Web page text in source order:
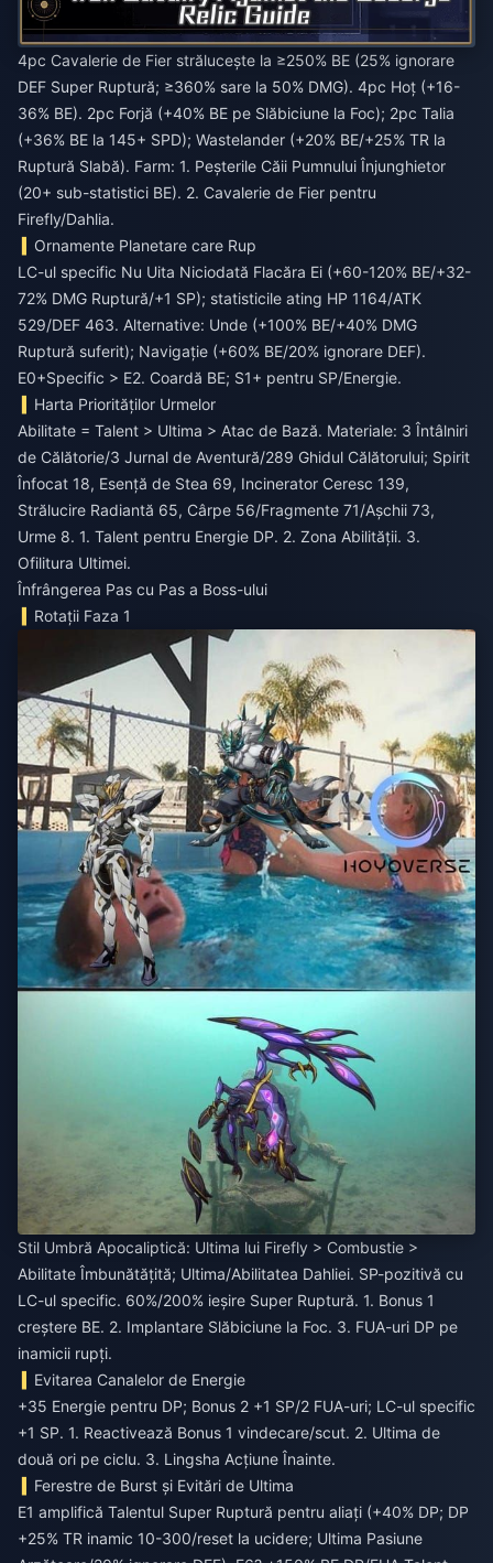
4pc Cavalerie de Fier strălucește la ≥250% BE (25% ignorare
DEF Super Ruptură; ≥360% sare la 50% DMG). 4pc Hoț (+16-
36% BE). 2pc Forjă (+40% BE pe Slăbiciune la Foc); 2pc Talia
(+36% BE la 145+ SPD); Wastelander (+20% BE/+25% TR la
Ruptură Slabă). Farm: 1. Peșterile Căii Pumnului Înjunghietor
(20+ sub-statistici BE). 2. Cavalerie de Fier pentru
Firefly/Dahlia.
Ornamente Planetare care Rup
LC-ul specific Nu Uita Niciodată Flacăra Ei (+60-120% BE/+32-
72% DMG Ruptură/+1 SP); statisticile ating HP 1164/ATK
529/DEF 463. Alternative: Unde (+100% BE/+40% DMG
Ruptură suferit); Navigație (+60% BE/20% ignorare DEF).
E0+Specific > E2. Coardă BE; S1+ pentru SP/Energie.
Harta Priorităților Urmelor
Abilitate = Talent > Ultima > Atac de Bază. Materiale: 3 Întâlniri
de Călătorie/3 Jurnal de Aventură/289 Ghidul Călătorului; Spirit
Înfocat 18, Esență de Stea 69, Incinerator Ceresc 139,
Strălucire Radiantă 65, Cârpe 56/Fragmente 71/Așchii 73,
Urme 8. 1. Talent pentru Energie DP. 2. Zona Abilității. 3.
Ofilitura Ultimei.
Înfrângerea Pas cu Pas a Boss-ului
Rotații Faza 1
Stil Umbră Apocaliptică: Ultima lui Firefly > Combustie >
Abilitate Îmbunătățită; Ultima/Abilitatea Dahliei. SP-pozitivă cu
LC-ul specific. 60%/200% ieșire Super Ruptură. 1. Bonus 1
creștere BE. 2. Implantare Slăbiciune la Foc. 3. FUA-uri DP pe
inamicii rupți.
Evitarea Canalelor de Energie
+35 Energie pentru DP; Bonus 2 +1 SP/2 FUA-uri; LC-ul specific
+1 SP. 1. Reactivează Bonus 1 vindecare/scut. 2. Ultima de
două ori pe ciclu. 3. Lingsha Acțiune Înainte.
Ferestre de Burst și Evitări de Ultima
E1 amplifică Talentul Super Ruptură pentru aliați (+40% DP; DP
+25% TR inamic 10-300/reset la ucidere; Ultima Pasiune